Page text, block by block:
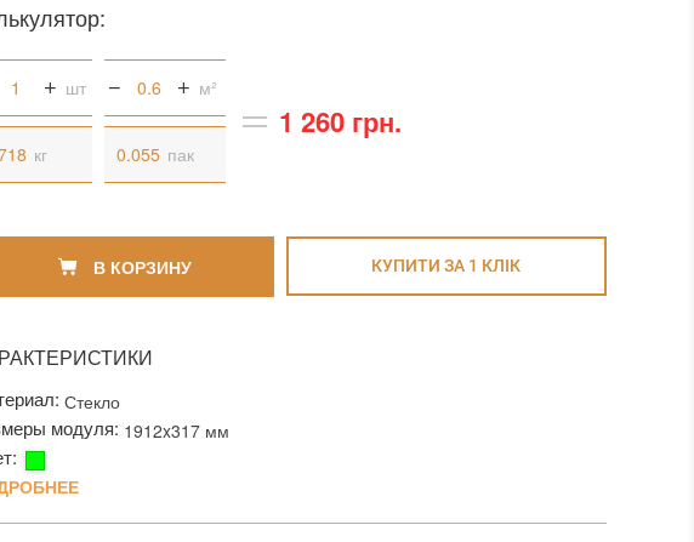
На бумаге (1 260 грн.)
шт м²
кг пак
1 260 грн.
В КОРЗИНУ КУПИТИ ЗА 1 КЛIК
Стекло
модуля: 1912x317 мм